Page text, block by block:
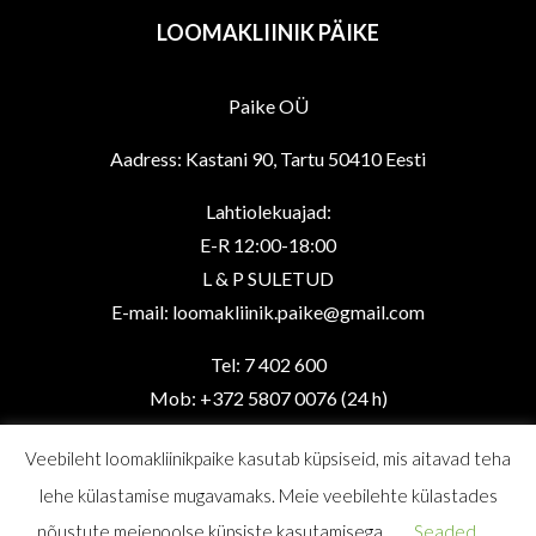
LOOMAKLIINIK PÄIKE
Paike OÜ
Aadress: Kastani 90, Tartu 50410 Eesti
Lahtiolekuajad:
E-R 12:00-18:00
L & P SULETUD
E-mail: loomakliinik.paike@gmail.com
Tel: 7 402 600
Mob: +372 5807 0076 (24 h)
Veebileht loomakliinikpaike kasutab küpsiseid, mis aitavad teha
lehe külastamise mugavamaks. Meie veebilehte külastades
nõustute meiepoolse küpsiste kasutamisega.
Seaded